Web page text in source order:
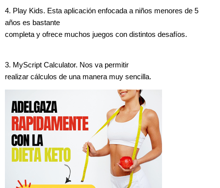
4. Play Kids. Esta aplicación enfocada a niños menores de 5
años es bastante
completa y ofrece muchos juegos con distintos desafíos.
3. MyScript Calculator. Nos va permitir
realizar cálculos de una manera muy sencilla.